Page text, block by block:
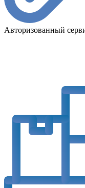
Авторизованный